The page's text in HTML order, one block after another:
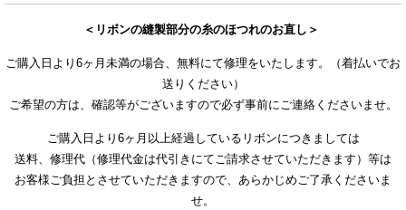
＜リボンの縫製部分の糸のほつれのお直し＞
ご購入日より6ヶ月未満の場合、無料にて修理をいたします。（着払いでお
送りください）
ご希望の方は、確認等がございますので必ず事前にご連絡くださいませ。
ご購入日より6ヶ月以上経過しているリボンにつきましては
送料、修理代（修理代金は代引きにてご請求させていただきます）等は
お客様ご負担とさせていただきますので、あらかじめご了承くださいま
せ。